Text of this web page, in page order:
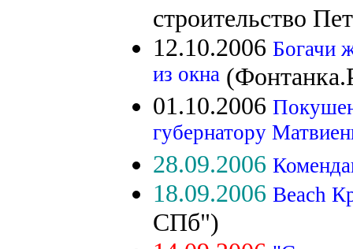
строительство
12.10.2006 Богачи
из окна
01.10.2006
губернатору
28.09.2006
18.09.2006 Beach
СПб")